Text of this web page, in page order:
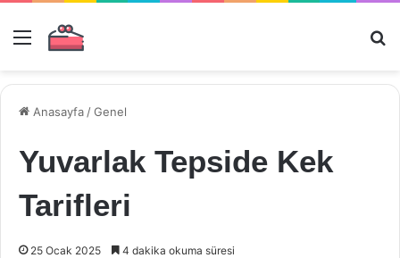
Menü
Anasayfa /Genel
Yuvarlak Tepside Kek
Tarifleri
25 Ocak 2025 4 dakika okuma süresi